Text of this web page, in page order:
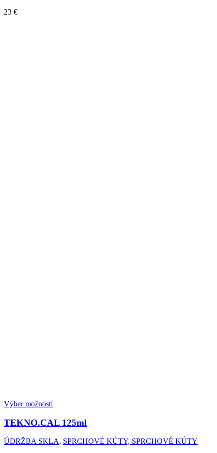
23 €
Výber možností
TEKNO.CAL 125ml
ÚDRŽBA SKLA, SPRCHOVÉ KÚTY, SPRCHOVÉ KÚTY